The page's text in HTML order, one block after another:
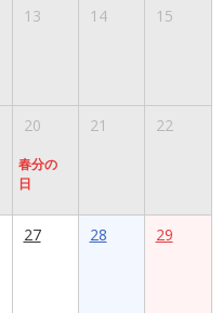
13 14 15
20
春分の
日
21 22
27 28 29